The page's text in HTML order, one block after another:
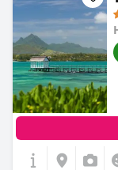
détendre et de se
parfait pour des
mentionné que
standards 4
recherchent une